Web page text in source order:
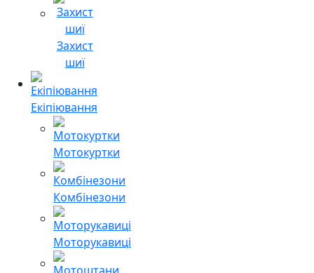
Захист
шиї
Екіпіювання
Мотокуртки
Комбінезони
Моторукавиці